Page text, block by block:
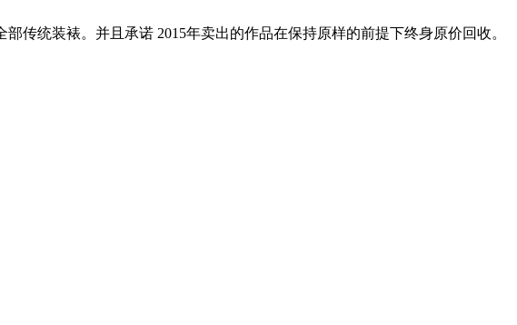
传统装裱。并且承诺 2015年卖出的作品在保持原样的前提下终身原价回收。